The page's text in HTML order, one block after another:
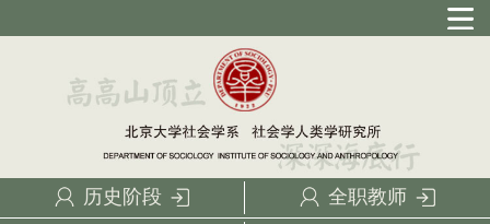
历史阶段
全职教师